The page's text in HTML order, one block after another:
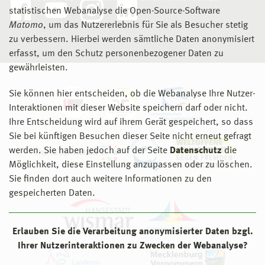
statistischen Webanalyse die Open-Source-Software
Matomo, um das Nutzererlebnis für Sie als Besucher stetig
zu verbessern. Hierbei werden sämtliche Daten anonymisiert
erfasst, um den Schutz personenbezogener Daten zu
gewährleisten.
Sie können hier entscheiden, ob die Webanalyse Ihre Nutzer-
Interaktionen mit dieser Website speichern darf oder nicht.
Ihre Entscheidung wird auf ihrem Gerät gespeichert, so dass
Sie bei künftigen Besuchen dieser Seite nicht erneut gefragt
werden. Sie haben jedoch auf der Seite Datenschutz die
Möglichkeit, diese Einstellung anzupassen oder zu löschen.
Sie finden dort auch weitere Informationen zu den
gespeicherten Daten.
Erlauben Sie die Verarbeitung anonymisierter Daten bzgl.
Ihrer Nutzerinteraktionen zu Zwecken der Webanalyse?